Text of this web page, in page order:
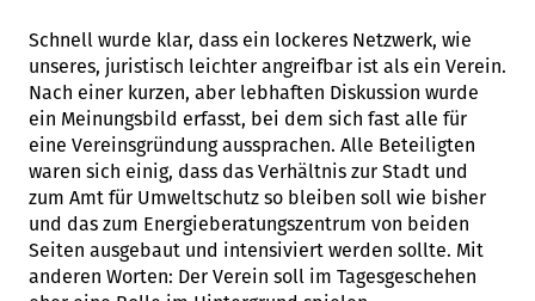
Schnell wurde klar, dass ein lockeres Netzwerk, wie
unseres, juristisch leichter angreifbar ist als ein Verein.
Nach einer kurzen, aber lebhaften Diskussion wurde
ein Meinungsbild erfasst, bei dem sich fast alle für
eine Vereinsgründung aussprachen. Alle Beteiligten
waren sich einig, dass das Verhältnis zur Stadt und
zum Amt für Umweltschutz so bleiben soll wie bisher
und das zum Energieberatungszentrum von beiden
Seiten ausgebaut und intensiviert werden sollte. Mit
anderen Worten: Der Verein soll im Tagesgeschehen